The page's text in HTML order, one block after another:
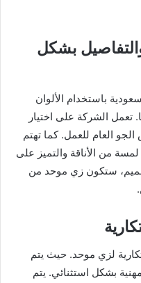
والتفاصيل بشكل
باستخدام الألوان
تعمل الشركة على اختيار
العام للعمل. كما تهتم
من الأناقة والتميز على
ستكون زي موحد من
لزي موحد. حيث يتم
بشكل استثنائي. يتم